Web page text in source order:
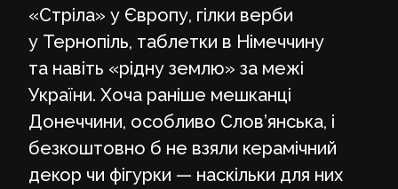
«Стріла» у Європу, гілки верби
у Тернопіль, таблетки в Німеччину
та навіть «рідну землю» за межі
України. Хоча раніше мешканці
Донеччини, особливо Слов’янська, і
безкоштовно б не взяли керамічний
декор чи фігурки — наскільки для них